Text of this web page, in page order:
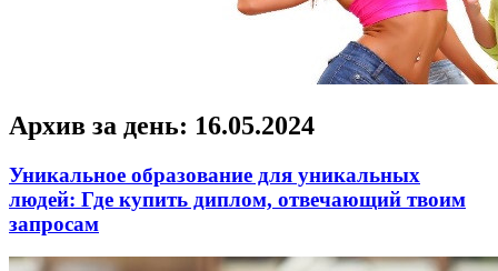
Архив за день: 16.05.2024
Уникальное образование для уникальных
людей: Где купить диплом, отвечающий твоим
запросам